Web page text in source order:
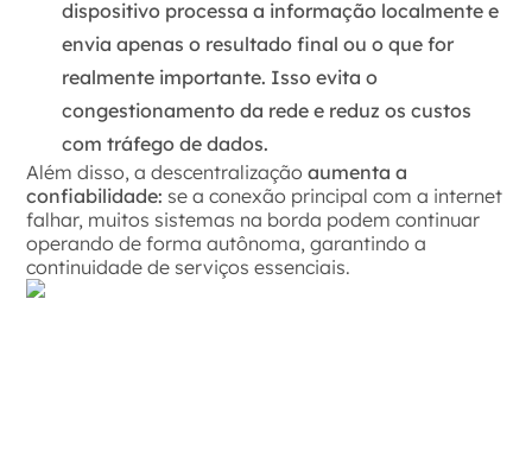
dispositivo processa a informação localmente e
envia apenas o resultado final ou o que for
realmente importante. Isso evita o
congestionamento da rede e reduz os custos
com tráfego de dados.
Além disso, a descentralizaçãoaumenta a
confiabilidade: se a conexão principal com a internet
falhar, muitos sistemas na borda podem continuar
operando de forma autônoma, garantindo a
continuidade de serviços essenciais.